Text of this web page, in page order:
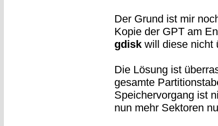
Der Grund ist mir
Kopie der GPT am
gdiskwill diese nicht
Die Lösung ist
gesamte
Speichervorgang ist
nun mehr Sektoren